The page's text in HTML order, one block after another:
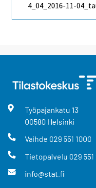
4_04_2016-11-
Työpajankatu 13
00580 Helsinki
Vaihde 029 551 1000
Tietopalvelu 029
info@stat.fi